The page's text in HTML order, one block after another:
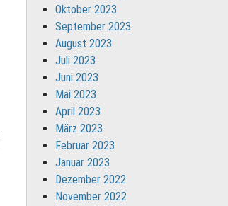
Oktober 2023
September 2023
August 2023
Juli 2023
Juni 2023
Mai 2023
April 2023
März 2023
Februar 2023
Januar 2023
Dezember 2022
November 2022